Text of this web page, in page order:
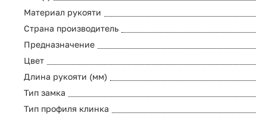
Материал рукояти
Страна производитель
Предназначение
Цвет
Длина рукояти (мм)
Тип замка
Тип профиля клинка